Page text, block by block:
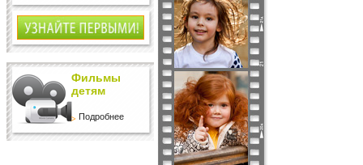
Фильмы
детям
Подробнее